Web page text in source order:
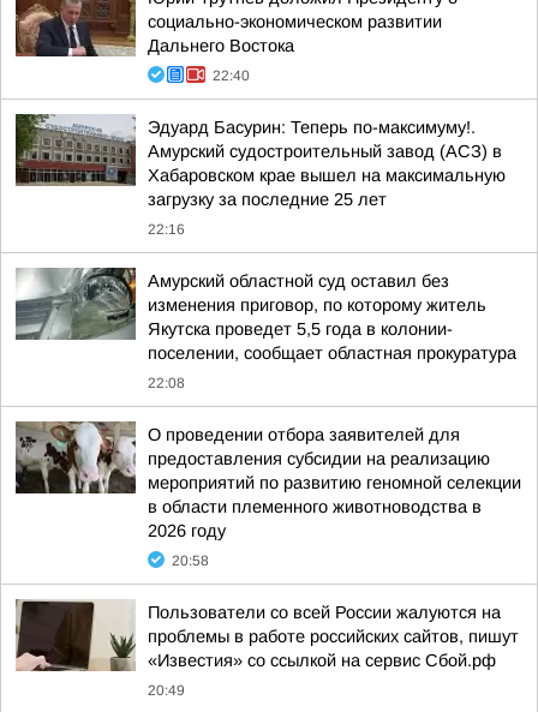
социально-экономическом развитии
Дальнего Востока
22:40
Эдуард Басурин: Теперь по-максимуму!.
Амурский судостроительный завод (АСЗ) в
Хабаровском крае вышел на максимальную
загрузку за последние 25 лет
22:16
Амурский областной суд оставил без
изменения приговор, по которому житель
Якутска проведет 5,5 года в колонии-
поселении, сообщает областная прокуратура
22:08
О проведении отбора заявителей для
предоставления субсидии на реализацию
мероприятий по развитию геномной селекции
в области племенного животноводства в
2026 году
20:58
Пользователи со всей России жалуются на
проблемы в работе российских сайтов, пишут
«Известия» со ссылкой на сервис Сбой.рф
20:49